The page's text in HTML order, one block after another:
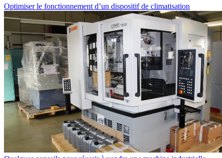
Optimiser le fonctionnement d’un dispositif de climatisation